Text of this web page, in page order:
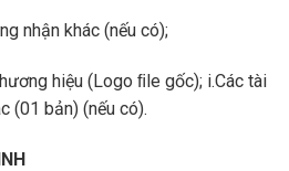
nhận khác (nếu có);
hiệu (Logo ﬁle gốc); i.Các tài
(01 bản) (nếu có).